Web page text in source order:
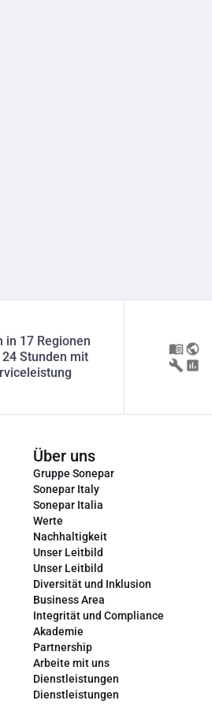
in 17 Regionen
Stunden mit
Über uns
Gruppe Sonepar
Sonepar Italy
Sonepar Italia
Werte
Nachhaltigkeit
Unser Leitbild
Unser Leitbild
Diversität und Inklusion
Business Area
Integrität und Compliance
Akademie
Partnership
Arbeite mit uns
Dienstleistungen
Dienstleistungen